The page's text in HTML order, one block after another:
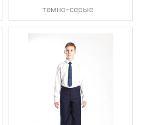
темно-серые